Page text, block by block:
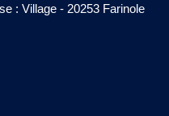
: Village - 20253 Farinole